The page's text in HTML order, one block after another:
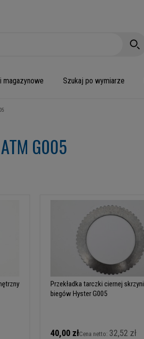
magazynowe Szukaj po wymiarze
G005
Przekładka tarczki ciernej skrzyni
biegów Hyster G005
40,00 złCena netto: 32,52 zł